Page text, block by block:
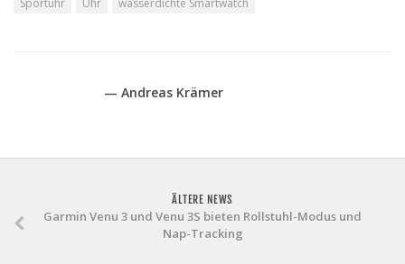
Sportuhr
Uhr wasserdichte Smartwatch
— Andreas Krämer
ÄLTERE NEWS
Garmin Venu 3 und Venu 3S bieten Rollstuhl-Modus und
Nap-Tracking